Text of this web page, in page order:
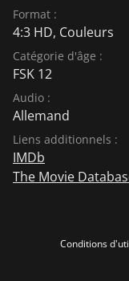
Format :
4:3 HD, Couleurs
Catégorie d'âge :
FSK 12
Audio :
Allemand
Liens additionnels :
IMDb
The Movie
Conditions